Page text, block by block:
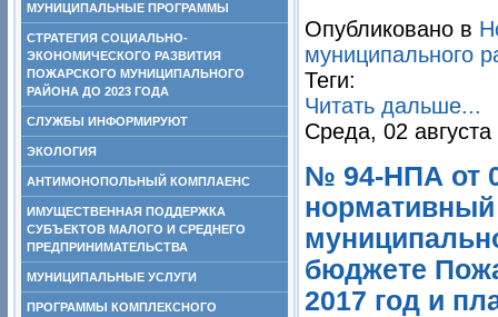
МУНИЦИПАЛЬНЫЕ ПРОГРАММЫ
СТРАТЕГИЯ СОЦИАЛЬНО-
ЭКОНОМИЧЕСКОГО РАЗВИТИЯ
ПОЖАРСКОГО МУНИЦИПАЛЬНОГО
РАЙОНА ДО 2023 ГОДА
СЛУЖБЫ ИНФОРМИРУЮТ
ЭКОЛОГИЯ
АНТИМОНОПОЛЬНЫЙ КОМПЛАЕНС
ИМУЩЕСТВЕННАЯ ПОДДЕРЖКА
СУБЪЕКТОВ МАЛОГО И СРЕДНЕГО
ПРЕДПРИНИМАТЕЛЬСТВА
МУНИЦИПАЛЬНЫЕ УСЛУГИ
ПРОГРАММЫ КОМПЛЕКСНОГО
Опубликовано в
муниципального
Теги:
Читать дальше...
Среда, 02
№ 94-НПА от
бюджете
2017 год и